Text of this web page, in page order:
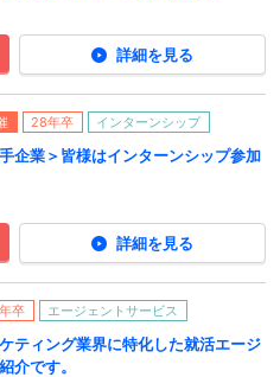
詳細を見る
28年卒 インターンシップ
企業＞皆様はインターンシップ参加
詳細を見る
卒 エージェントサービス
ティング業界に特化した就活エージ
介です。